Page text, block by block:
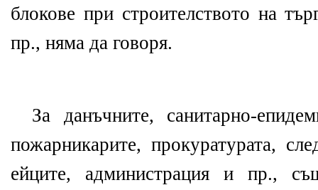
блокове при строителството на
пр., няма да говоря.
За данъчните, санитарно-
пожарникарите, прокуратурата,
ейците, администрация и пр.,